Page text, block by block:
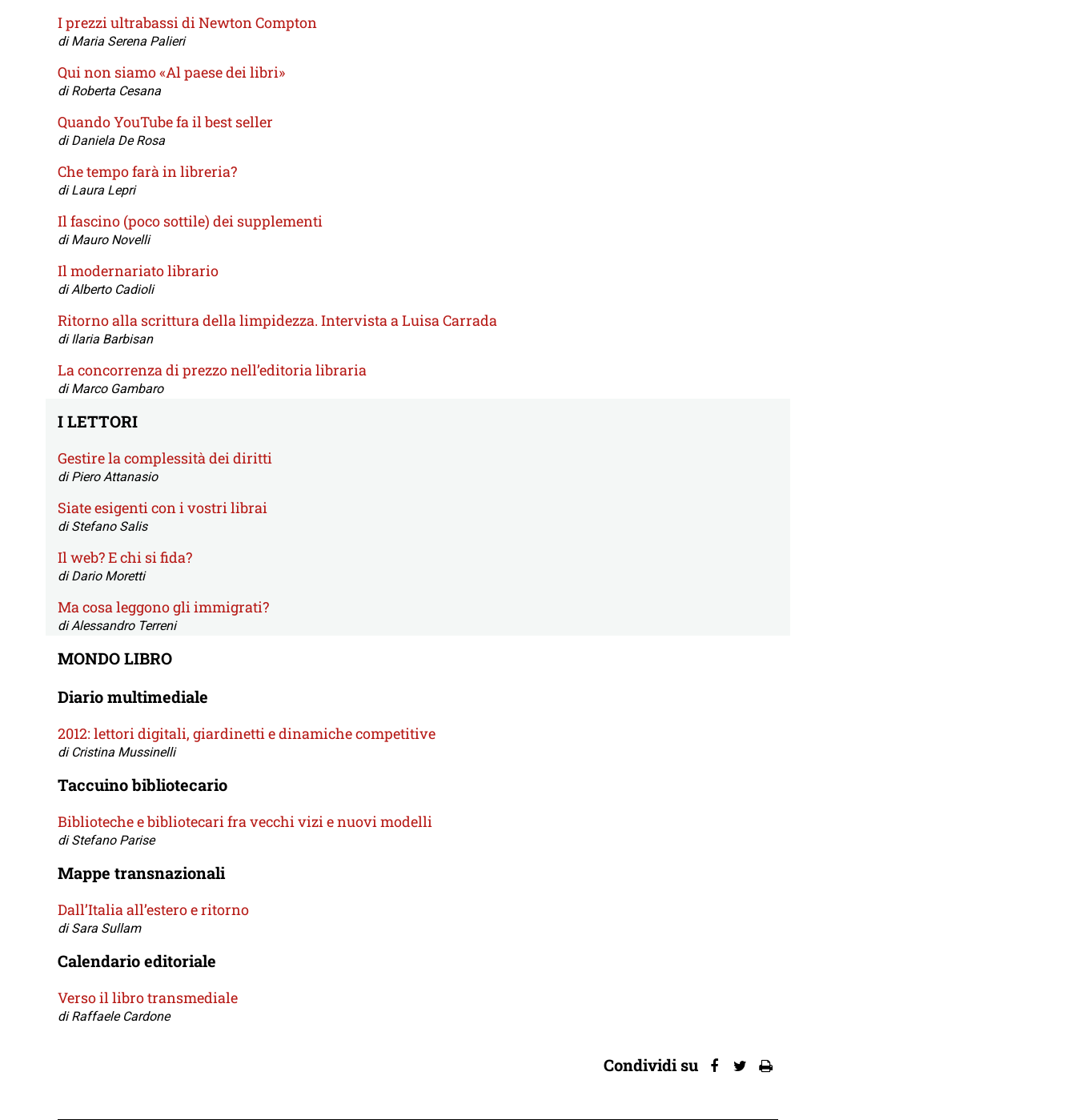
I prezzi ultrabassi di Newton Compton
di Maria Serena Palieri
Qui non siamo «Al paese dei libri»
di Roberta Cesana
Quando YouTube fa il best seller
di Daniela De Rosa
Che tempo farà in libreria?
di Laura Lepri
Il fascino (poco sottile) dei supplementi
di Mauro Novelli
Il modernariato librario
di Alberto Cadioli
Ritorno alla scrittura della limpidezza. Intervista a Luisa Carrada
di Ilaria Barbisan
La concorrenza di prezzo nell’editoria libraria
di Marco Gambaro
I LETTORI
Gestire la complessità dei diritti
di Piero Attanasio
Siate esigenti con i vostri librai
di Stefano Salis
Il web? E chi si fida?
di Dario Moretti
Ma cosa leggono gli immigrati?
di Alessandro Terreni
MONDO LIBRO
Diario multimediale
2012: lettori digitali, giardinetti e dinamiche competitive
di Cristina Mussinelli
Taccuino bibliotecario
Biblioteche e bibliotecari fra vecchi vizi e nuovi modelli
di Stefano Parise
Mappe transnazionali
Dall’Italia all’estero e ritorno
di Sara Sullam
Calendario editoriale
Verso il libro transmediale
di Raffaele Cardone
Condividi su